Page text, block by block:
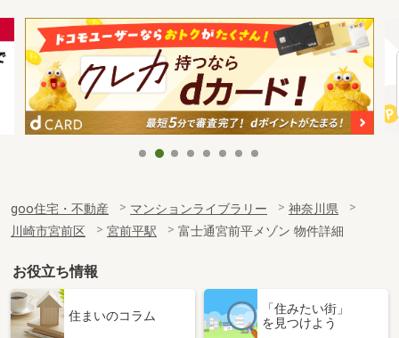
goo住宅・不動産 マンションライブラリー
神奈川県
川崎市宮前区
宮前平駅 富士通宮前平メゾン 物件詳細
お役立ち情報
住まいのコラム
「住みたい街」
を見つけよう